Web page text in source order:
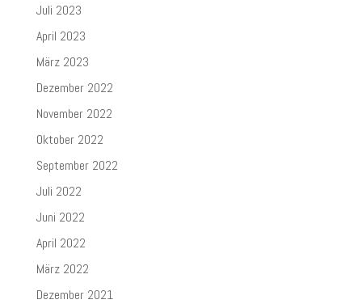
Juli 2023
April 2023
März 2023
Dezember 2022
November 2022
Oktober 2022
September 2022
Juli 2022
Juni 2022
April 2022
März 2022
Dezember 2021